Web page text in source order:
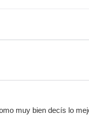
muy bien decís lo